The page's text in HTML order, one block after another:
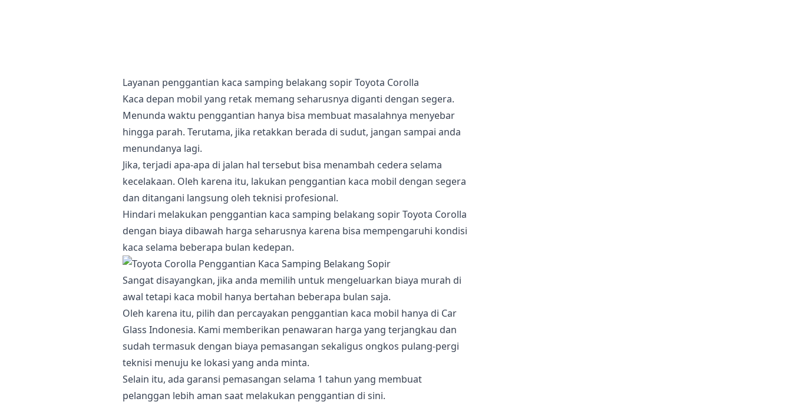
Layanan penggantian kaca samping belakang sopir Toyota Corolla
Kaca depan mobil yang retak memang seharusnya diganti dengan segera.
Menunda waktu penggantian hanya bisa membuat masalahnya menyebar
hingga parah. Terutama, jika retakkan berada di sudut, jangan sampai anda
menundanya lagi.
Jika, terjadi apa-apa di jalan hal tersebut bisa menambah cedera selama
kecelakaan. Oleh karena itu, lakukan penggantian kaca mobil dengan segera
dan ditangani langsung oleh teknisi profesional.
Hindari melakukan penggantian kaca samping belakang sopir Toyota Corolla
dengan biaya dibawah harga seharusnya karena bisa mempengaruhi kondisi
kaca selama beberapa bulan kedepan.
Sangat disayangkan, jika anda memilih untuk mengeluarkan biaya murah di
awal tetapi kaca mobil hanya bertahan beberapa bulan saja.
Oleh karena itu, pilih dan percayakan penggantian kaca mobil hanya di Car
Glass Indonesia. Kami memberikan penawaran harga yang terjangkau dan
sudah termasuk dengan biaya pemasangan sekaligus ongkos pulang-pergi
teknisi menuju ke lokasi yang anda minta.
Selain itu, ada garansi pemasangan selama 1 tahun yang membuat
pelanggan lebih aman saat melakukan penggantian di sini.